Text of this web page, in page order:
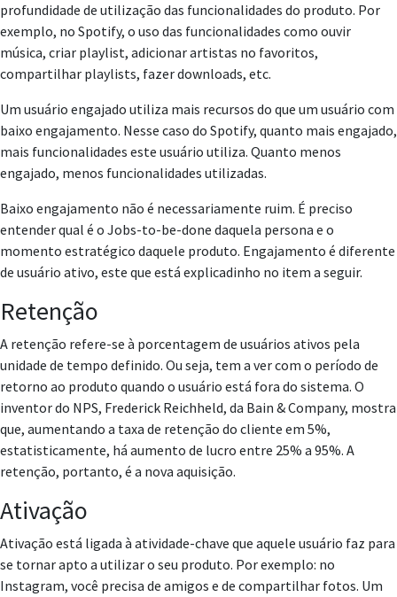
profundidade de utilização das funcionalidades do produto. Por
exemplo, no Spotify, o uso das funcionalidades como ouvir
música, criar playlist, adicionar artistas no favoritos,
compartilhar playlists, fazer downloads, etc.
Um usuário engajado utiliza mais recursos do que um usuário com
baixo engajamento. Nesse caso do Spotify, quanto mais engajado,
mais funcionalidades este usuário utiliza. Quanto menos
engajado, menos funcionalidades utilizadas.
Baixo engajamento não é necessariamente ruim. É preciso
entender qual é o Jobs-to-be-done daquela persona e o
momento estratégico daquele produto. Engajamento é diferente
de usuário ativo, este que está explicadinho no item a seguir.
Retenção
A retenção refere-se à porcentagem de usuários ativos pela
unidade de tempo definido. Ou seja, tem a ver com o período de
retorno ao produto quando o usuário está fora do sistema. O
inventor do NPS, Frederick Reichheld, da Bain & Company, mostra
que, aumentando a taxa de retenção do cliente em 5%,
estatisticamente, há aumento de lucro entre 25% a 95%. A
retenção, portanto, é a nova aquisição.
Ativação
Ativação está ligada à atividade-chave que aquele usuário faz para
se tornar apto a utilizar o seu produto. Por exemplo: no
Instagram, você precisa de amigos e de compartilhar fotos. Um